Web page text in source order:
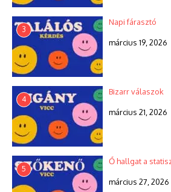
3
Napi fárasztó
március 19, 2026
4
Bizarr válaszok
március 21, 2026
5
Ő hallgat a
március 27, 2026